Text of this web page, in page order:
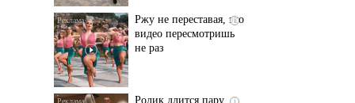
Ролик длится пару